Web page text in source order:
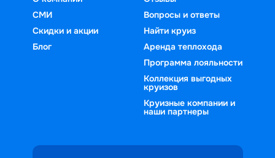
СМИ
Скидки и акции
Блог
Вопросы и ответы
Найти круиз
Аренда теплохода
Программа лояльности
Коллекция выгодных
круизов
Круизные компании и
наши партнеры